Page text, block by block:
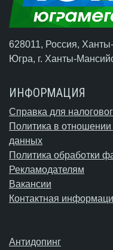
628011, Россия,
Югра, г. Ханты-
ИНФОРМАЦИЯ
Справка для
Политика в
данных
Политика обработки
Рекламодателям
Вакансии
Контактная
Антидопинг